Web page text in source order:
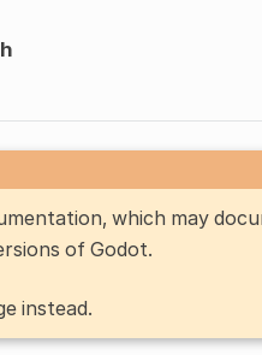
which may
of Godot.
instead.